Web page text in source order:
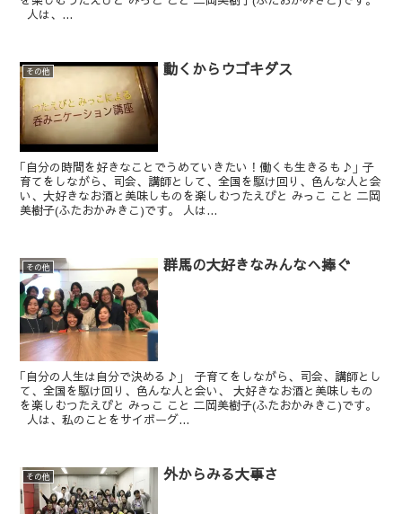
人は、...
その他 動くからウゴキダス
｢自分の時間を好きなことでうめていきたい！働くも生きるも♪｣ 子
育てをしながら、司会、講師として、全国を駆け回り、色んな人と会
い、大好きなお酒と美味しものを楽しむつたえびと みっこ こと 二岡
美樹子(ふたおかみきこ)です。 人は...
その他 群馬の大好きなみんなへ捧ぐ
｢自分の人生は自分で決める♪｣ 子育てをしながら、司会、講師とし
て、全国を駆け回り、色んな人と会い、 大好きなお酒と美味しもの
を楽しむつたえびと みっこ こと 二岡美樹子(ふたおかみきこ)です。
人は、私のことをサイボーグ...
その他 外からみる大事さ